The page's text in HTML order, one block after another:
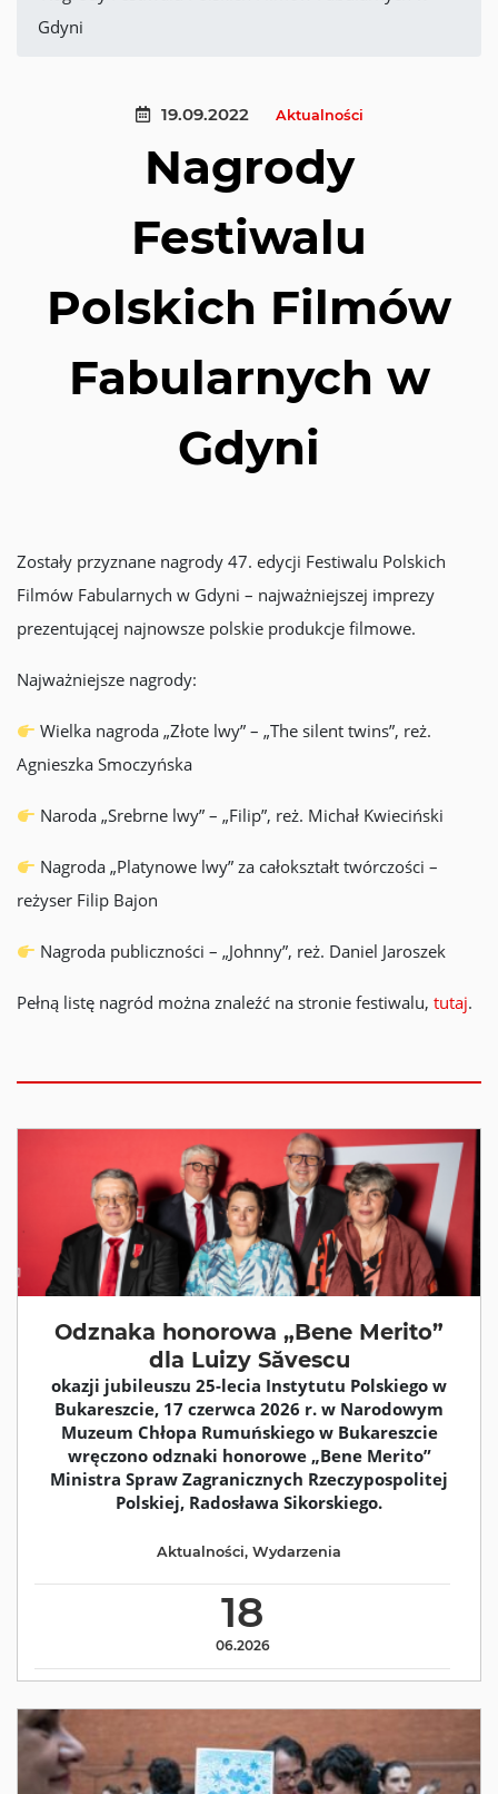
Gdyni
19.09.2022 Aktualności
Nagrody
Festiwalu
Polskich Filmów
Fabularnych w
Gdyni
Zostały przyznane nagrody 47. edycji Festiwalu Polskich
Filmów Fabularnych w Gdyni – najważniejszej imprezy
prezentującej najnowsze polskie produkcje filmowe.
Najważniejsze nagrody:
Wielka nagroda „Złote lwy” – „The silent twins”, reż.
Agnieszka Smoczyńska
Naroda „Srebrne lwy” – „Filip”, reż. Michał Kwieciński
Nagroda „Platynowe lwy” za całokształt twórczości –
reżyser Filip Bajon
Nagroda publiczności – „Johnny”, reż. Daniel Jaroszek
Pełną listę nagród można znaleźć na stronie festiwalu, tutaj.
Odznaka honorowa „Bene Merito”
dla Luizy Săvescu
okazji jubileuszu 25-lecia Instytutu Polskiego w
Bukareszcie, 17 czerwca 2026 r. w Narodowym
Muzeum Chłopa Rumuńskiego w Bukareszcie
wręczono odznaki honorowe „Bene Merito”
Ministra Spraw Zagranicznych Rzeczypospolitej
Polskiej, Radosława Sikorskiego.
18
06.2026
Aktualności, Wydarzenia